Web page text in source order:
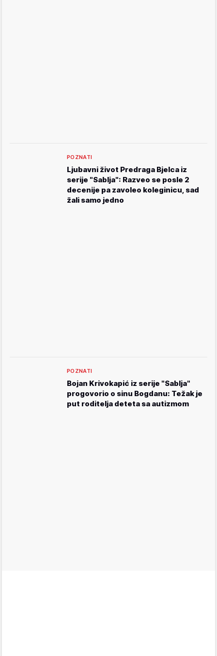
POZNATI
Ljubavni život Predraga Bjelca iz
serije "Sablja": Razveo se posle 2
decenije pa zavoleo koleginicu, sad
žali samo jedno
POZNATI
Bojan Krivokapić iz serije "Sablja"
progovorio o sinu Bogdanu: Težak je
put roditelja deteta sa autizmom